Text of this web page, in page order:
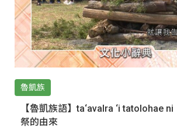
魯凱族
【魯凱族語】ta‘avalra ‘i tatolohae
祭的由來